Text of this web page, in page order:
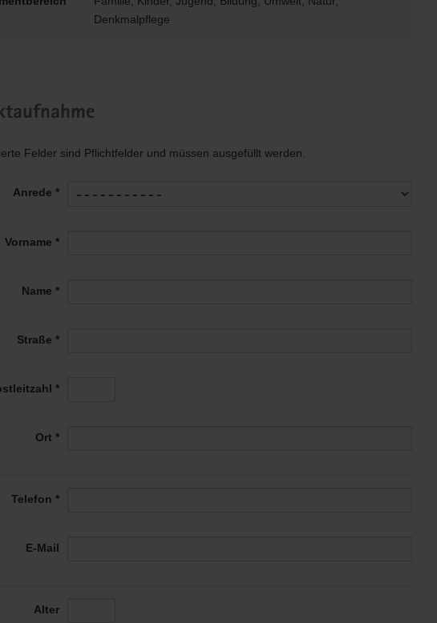
Denkmalpflege
Felder sind Pflichtfelder und müssen ausgefüllt werden.
Anrede *
Vorname *
Name *
Straße *
*
Ort *
Telefon *
E-Mail
Alter